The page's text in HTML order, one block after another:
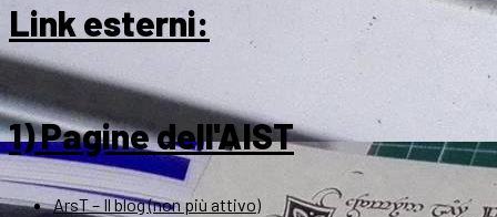
Link esterni:
1) Pagine dell'AIST
ArsT – Il blog (non più attivo)